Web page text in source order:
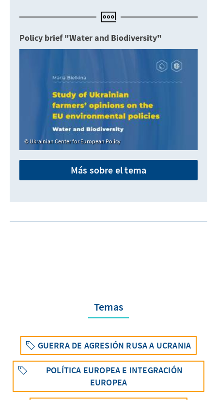
Policy brief "Water and Biodiversity"
Ukrainian Center for European Policy
Más sobre el tema
Temas
GUERRA DE AGRESIÓN RUSA A UCRANIA
POLÍTICA EUROPEA E INTEGRACIÓN
EUROPEA